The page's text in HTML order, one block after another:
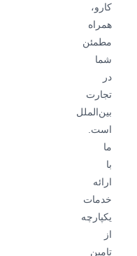
کارو،
همراه
مطمئن
شما
در
تجارت
بین‌الملل
است.
ما
با
ارائه
خدمات
یکپارچه
از
تامین